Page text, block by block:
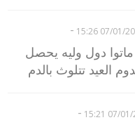
07/01/2010
-
ماتوا دول وليه يحصل
العيد تتلوث بالدم
07/01/
-